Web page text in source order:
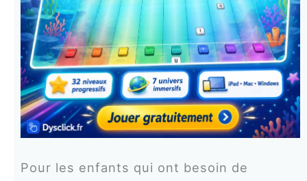
Pour les enfants qui ont besoin de